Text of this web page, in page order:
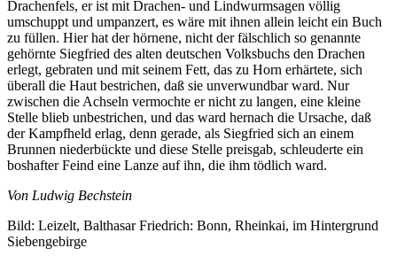
Drachenfels, er ist mit Drachen- und Lindwurmsagen völlig
umschuppt und umpanzert, es wäre mit ihnen allein leicht ein Buch
zu füllen. Hier hat der hörnene, nicht der fälschlich so genannte
gehörnte Siegfried des alten deutschen Volksbuchs den Drachen
erlegt, gebraten und mit seinem Fett, das zu Horn erhärtete, sich
überall die Haut bestrichen, daß sie unverwundbar ward. Nur
zwischen die Achseln vermochte er nicht zu langen, eine kleine
Stelle blieb unbestrichen, und das ward hernach die Ursache, daß
der Kampfheld erlag, denn gerade, als Siegfried sich an einem
Brunnen niederbückte und diese Stelle preisgab, schleuderte ein
boshafter Feind eine Lanze auf ihn, die ihm tödlich ward.
Von Ludwig Bechstein
Bild: Leizelt, Balthasar Friedrich: Bonn, Rheinkai, im Hintergrund
Siebengebirge